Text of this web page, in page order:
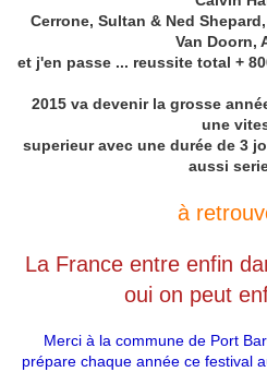
Cerrone, Sultan & Ned
Van Doorn,
et j'en passe ... reussite total +
2015 va devenir la grosse
une
superieur avec une durée de 3
aussi
à
La France entre enfin
oui on peut
Merci à la commune de Port
prépare chaque année ce festival